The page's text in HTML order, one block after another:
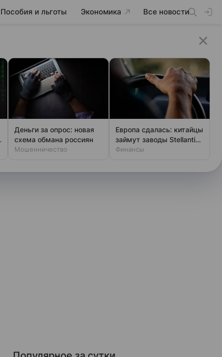
Пособия и льготы Экономика Все новости
Деньги за опрос: новая
схема обмана россиян
Мошенничество
Европа сдалась: китайцы
займут заводы Stellantis
и Ford
Финансы